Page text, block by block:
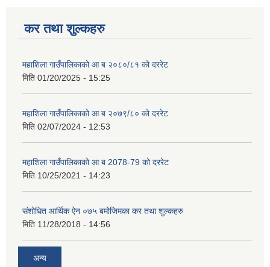
कर तथा शुल्कहरु
महाशिला गाउँपालिकाको आ ब २०८०/८१ को दररेट
मिति 01/20/2025 - 15:25
महाशिला गाउँपालिकाको आ ब २०७९/८० को दररेट
मिति 02/07/2024 - 12:53
महाशिला गाउँपालिकाको आ ब 2078-79 को दररेट
मिति 10/25/2021 - 14:23
संशोधित आर्थिक ऐन ०७५ बमोजिमका कर तथा शुल्कहरु
मिति 11/28/2018 - 14:56
अन्य